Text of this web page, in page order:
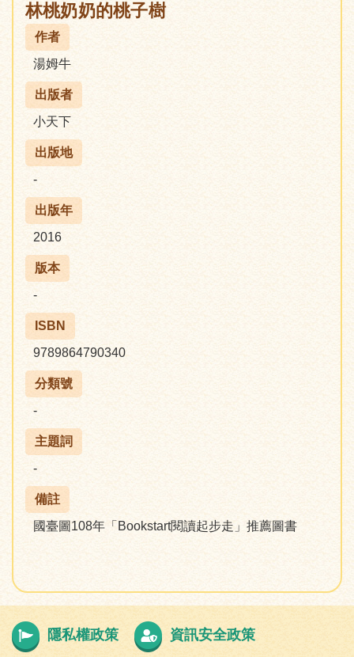
林桃奶奶的桃子樹
作者
湯姆牛
出版者
小天下
出版地
-
出版年
2016
版本
-
ISBN
9789864790340
分類號
-
主題詞
-
備註
國臺圖108年「Bookstart閱讀起步走」推薦圖書
隱私權政策 資訊安全政策